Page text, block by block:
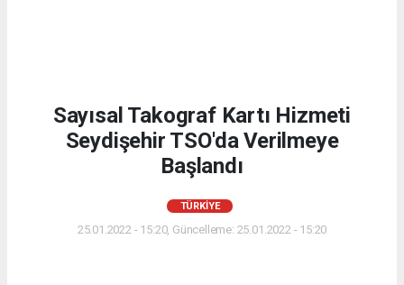
Sayısal Takograf Kartı Hizmeti
Seydişehir TSO'da Verilmeye
Başlandı
TÜRKIYE
25.01.2022 - 15:20, Güncelleme: 25.01.2022 - 15:20